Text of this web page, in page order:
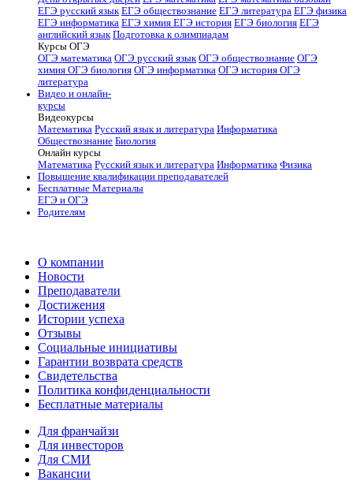
ЕГЭ русский язык ЕГЭ обществознание ЕГЭ литература ЕГЭ физика
ЕГЭ информатика ЕГЭ химия ЕГЭ история ЕГЭ биология ЕГЭ
английский язык Подготовка к олимпиадам
Курсы ОГЭ
ОГЭ математика ОГЭ русский язык ОГЭ обществознание ОГЭ
химия ОГЭ биология ОГЭ информатика ОГЭ история ОГЭ
литература
Видео и онлайн-
курсы
Видеокурсы
Математика Русский язык и литература Информатика
Обществознание Биология
Онлайн курсы
Математика Русский язык и литература Информатика Физика
Повышение квалификации преподавателей
Бесплатные Материалы
ЕГЭ и ОГЭ
Родителям
О компании
Новости
Преподаватели
Достижения
Истории успеха
Отзывы
Социальные инициативы
Гарантии возврата средств
Свидетельства
Политика конфиденциальности
Бесплатные материалы
Для франчайзи
Для инвесторов
Для СМИ
Вакансии